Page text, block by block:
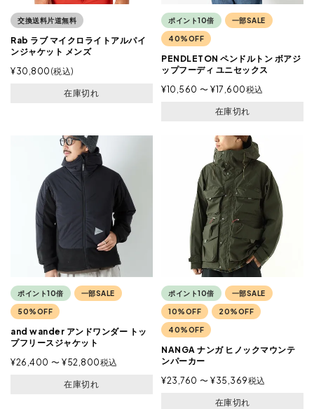
交換送料片道無料
Rab ラブ マイクロライトアルパイ
ンジャケット メンズ
¥30,800 税込
在庫切れ
ポイント10倍 一部SALE
40%OFF
PENDLETON ペンドルトン ボアジ
ップフーディ ユニセックス
¥10,560 〜 ¥17,600税込
在庫切れ
ポイント10倍 一部SALE
50%OFF
and wander アンドワンダー トッ
プフリースジャケット
¥26,400 〜 ¥52,800税込
在庫切れ
ポイント10倍 一部SALE
10%OFF 20%OFF
40%OFF
NANGA ナンガ ヒノックマウンテ
ンパーカー
¥23,760 〜 ¥35,369税込
在庫切れ